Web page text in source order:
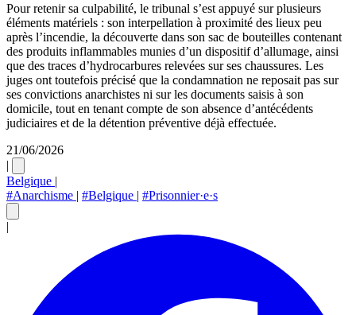
Pour retenir sa culpabilité, le tribunal s’est appuyé sur plusieurs
éléments matériels : son interpellation à proximité des lieux peu
après l’incendie, la découverte dans son sac de bouteilles contenant
des produits inflammables munies d’un dispositif d’allumage, ainsi
que des traces d’hydrocarbures relevées sur ses chaussures. Les
juges ont toutefois précisé que la condamnation ne reposait pas sur
ses convictions anarchistes ni sur les documents saisis à son
domicile, tout en tenant compte de son absence d’antécédents
judiciaires et de la détention préventive déjà effectuée.
21/06/2026
|
Belgique |
#Anarchisme | #Belgique | #Prisonnier·e·s
|